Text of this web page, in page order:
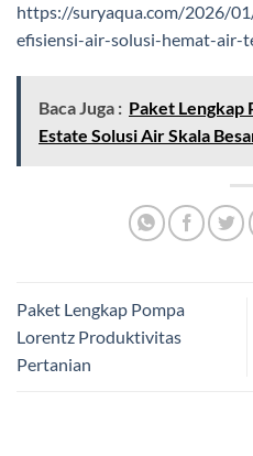
https://suryaqua.com/2026/
efisiensi-air-solusi-hemat-air-
Baca Juga : Paket Lengkap
Estate Solusi Air Skala
Paket Lengkap Pompa
Lorentz Produktivitas
Pertanian